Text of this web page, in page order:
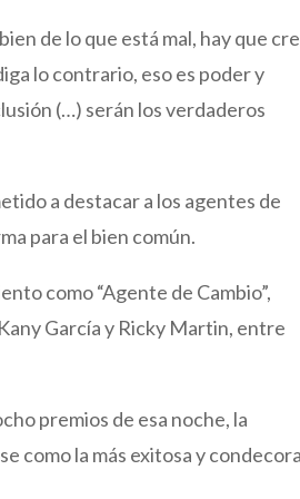
de lo que está mal, hay que
lo contrario, eso es poder y
(…) serán los verdaderos
a destacar a los agentes de
para el bien común.
como “Agente de Cambio”,
García y Ricky Martin, entre
premios de esa noche, la
como la más exitosa y